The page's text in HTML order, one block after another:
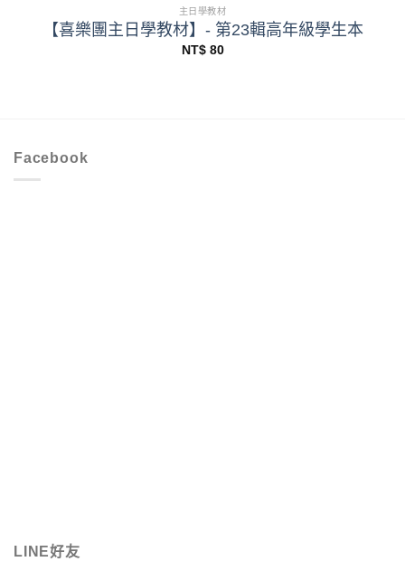
主日學教材
【喜樂團主日學教材】- 第23輯高年級學生本
NT$80
Facebook
LINE好友